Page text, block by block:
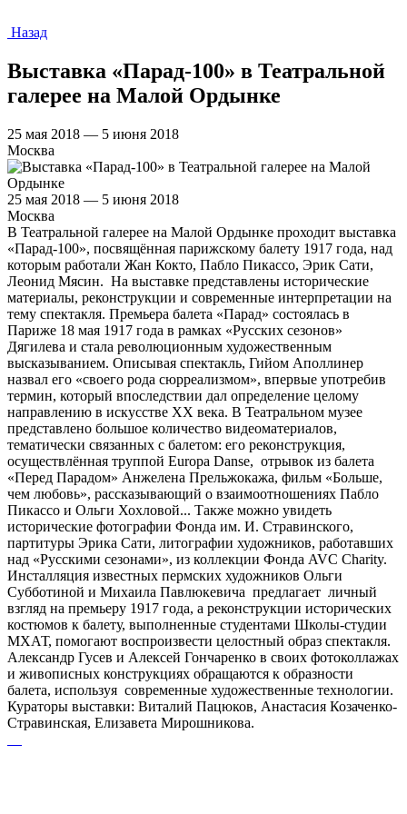
Назад
Выставка «Парад-100» в Театральной
галерее на Малой Ордынке
25 мая 2018 — 5 июня 2018
Москва
25 мая 2018 — 5 июня 2018
Москва
В Театральной галерее на Малой Ордынке проходит выставка
«Парад-100», посвящённая парижскому балету 1917 года, над
которым работали Жан Кокто, Пабло Пикассо, Эрик Сати,
Леонид Мясин. На выставке представлены исторические
материалы, реконструкции и современные интерпретации на
тему спектакля. Премьера балета «Парад» состоялась в
Париже 18 мая 1917 года в рамках «Русских сезонов»
Дягилева и стала революционным художественным
высказыванием. Описывая спектакль, Гийом Аполлинер
назвал его «своего рода сюрреализмом», впервые употребив
термин, который впоследствии дал определение целому
направлению в искусстве ХХ века. В Театральном музее
представлено большое количество видеоматериалов,
тематически связанных с балетом: его реконструкция,
осуществлённая труппой Europa Danse, отрывок из балета
«Перед Парадом» Анжелена Прельжокажа, фильм «Больше,
чем любовь», рассказывающий о взаимоотношениях Пабло
Пикассо и Ольги Хохловой... Также можно увидеть
исторические фотографии Фонда им. И. Стравинского,
партитуры Эрика Сати, литографии художников, работавших
над «Русскими сезонами», из коллекции Фонда AVC Charity.
Инсталляция известных пермских художников Ольги
Субботиной и Михаила Павлюкевича предлагает личный
взгляд на премьеру 1917 года, а реконструкции исторических
костюмов к балету, выполненные студентами Школы-студии
МХАТ, помогают воспроизвести целостный образ спектакля.
Александр Гусев и Алексей Гончаренко в своих фотоколлажах
и живописных конструкциях обращаются к образности
балета, используя современные художественные технологии.
Кураторы выставки: Виталий Пацюков, Анастасия Козаченко-
Стравинская, Елизавета Мирошникова.